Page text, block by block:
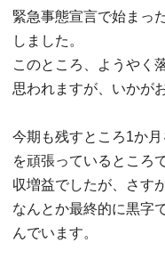
緊急事態宣言で始まっ
しました。
このところ、ようやく
思われますが、いかが
今期も残すところ1か
を頑張っているところ
収増益でしたが、さす
なんとか最終的に黒字
んでいます。